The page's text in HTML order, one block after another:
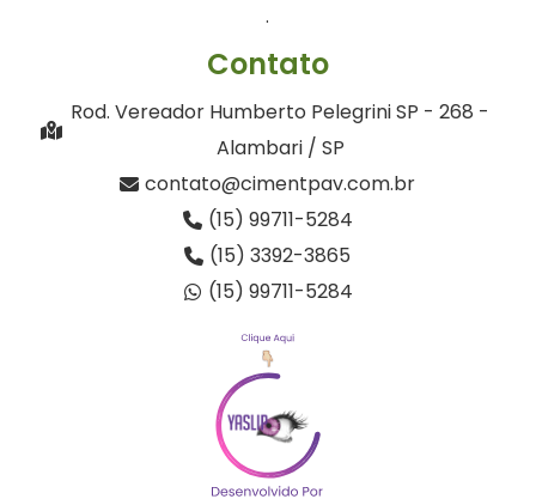
.
Contato
Rod. Vereador Humberto Pelegrini SP - 268 -
Alambari / SP
contato@cimentpav.com.br
(15) 99711-5284
(15) 3392-3865
(15) 99711-5284